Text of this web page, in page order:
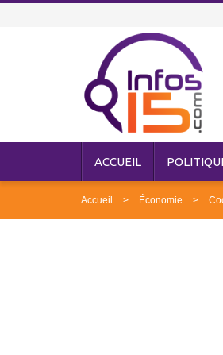
ACCUEIL
Accueil Économie